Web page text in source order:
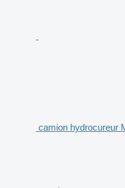
camion hydrocureur